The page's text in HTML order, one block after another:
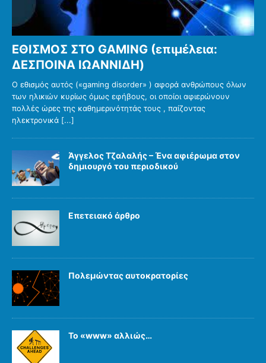
ΕΘΙΣΜΟΣ ΣΤΟ GAMING (επιμέλεια:
ΔΕΣΠΟΙΝΑ ΙΩΑΝΝΙΔΗ)
Ο εθισμός αυτός («gaming disorder» ) αφορά ανθρώπους όλων
των ηλικιών κυρίως όμως εφήβους, οι οποίοι αφιερώνουν
πολλές ώρες της καθημερινότητάς τους , παίζοντας
ηλεκτρονικά [...]
Άγγελος Τζαλαλής – Ένα αφιέρωμα στον
δημιουργό του περιοδικού
Επετειακό άρθρο
Πολεμώντας αυτοκρατορίες
Το «www» αλλιώς…